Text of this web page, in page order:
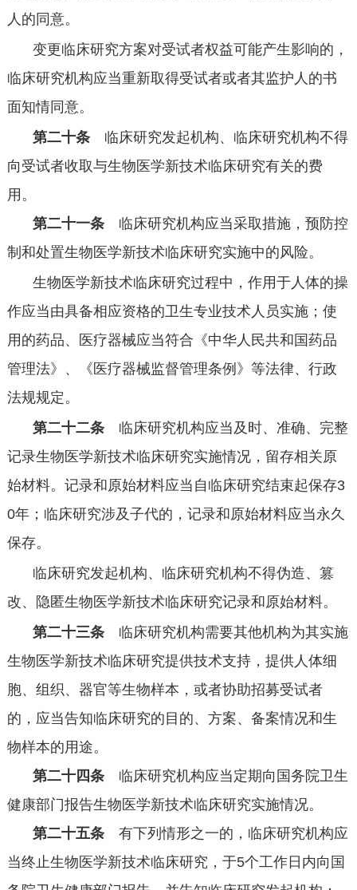
人的同意。
变更临床研究方案对受试者权益可能产生影响的，
临床研究机构应当重新取得受试者或者其监护人的书
面知情同意。
第二十条 临床研究发起机构、临床研究机构不得
向受试者收取与生物医学新技术临床研究有关的费
用。
第二十一条 临床研究机构应当采取措施，预防控
制和处置生物医学新技术临床研究实施中的风险。
生物医学新技术临床研究过程中，作用于人体的操
作应当由具备相应资格的卫生专业技术人员实施；使
用的药品、医疗器械应当符合《中华人民共和国药品
管理法》、《医疗器械监督管理条例》等法律、行政
法规规定。
第二十二条 临床研究机构应当及时、准确、完整
记录生物医学新技术临床研究实施情况，留存相关原
始材料。记录和原始材料应当自临床研究结束起保存3
0年；临床研究涉及子代的，记录和原始材料应当永久
保存。
临床研究发起机构、临床研究机构不得伪造、篡
改、隐匿生物医学新技术临床研究记录和原始材料。
第二十三条 临床研究机构需要其他机构为其实施
生物医学新技术临床研究提供技术支持，提供人体细
胞、组织、器官等生物样本，或者协助招募受试者
的，应当告知临床研究的目的、方案、备案情况和生
物样本的用途。
第二十四条 临床研究机构应当定期向国务院卫生
健康部门报告生物医学新技术临床研究实施情况。
第二十五条 有下列情形之一的，临床研究机构应
当终止生物医学新技术临床研究，于5个工作日内向国